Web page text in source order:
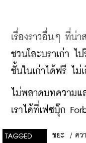
เรื่องราวอื่นๆ ที่น่า
ชวนโละบราเก่า ไ
ชั้นในเก่าได้ฟรี ไม่
ไม่พลาดบทความแ
เราได้ที่เฟซบุ๊ก
TAGGED ขยะ / คว